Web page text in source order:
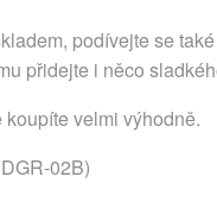
podívejte se
přidejte i něco
koupíte velmi výhodně.
02B)